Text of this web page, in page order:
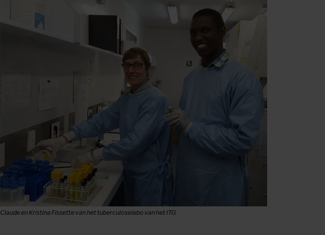
Claude en Kristina Fissette van het tuberculoselabo van het ITG